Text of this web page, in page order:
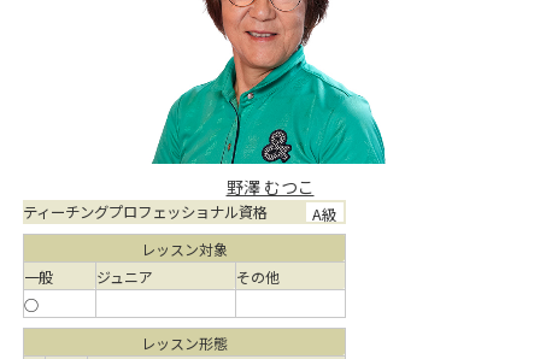
野澤 むつこ
ティーチングプロフェッショナル資格 A級
レッスン対象
一般
ジュニア
その他
○
レッスン形態